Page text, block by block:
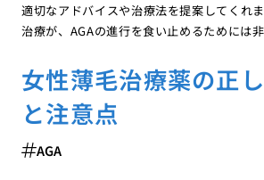
適切なアドバイスや治療法を提案してくれ
治療が、AGAの進行を食い止めるためには
女性薄毛治療薬の正
と注意点
AGA